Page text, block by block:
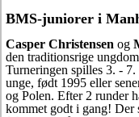
BMS-juniorer i
Casper Christensen og
den traditionsrige
Turneringen spilles 3. -
unge, født 1995 eller
og Polen. Efter 2 runder
kommet godt i gang! Der